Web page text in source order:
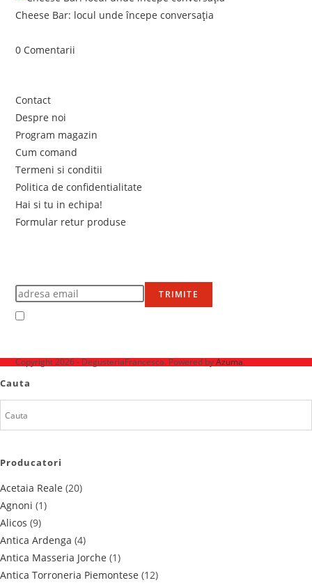
Cheese Bar: locul unde începe conversația
0 Comentarii
Contact
Despre noi
Program magazin
Cum comand
Termeni si conditii
Politica de confidentialitate
Hai si tu in echipa!
Formular retur produse
TRIMITE
Copyright 2026 - DegusteriaFrancesca. Powered byAzuma.
Cauta
Producatori
Acetaia Reale (20)
Agnoni (1)
Alicos (9)
Antica Ardenga (4)
Antica Masseria Jorche (1)
Antica Torroneria Piemontese (12)